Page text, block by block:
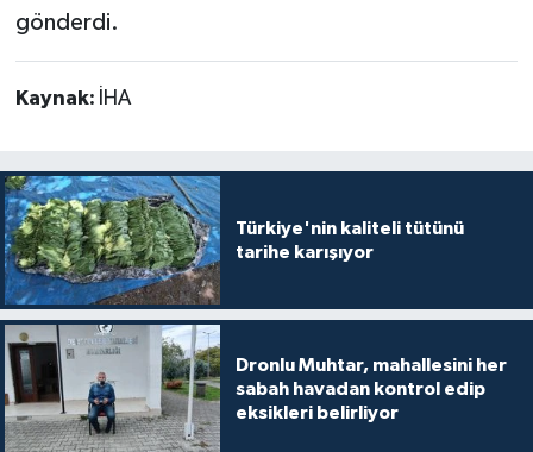
gönderdi.
Kaynak: İHA
Türkiye'nin kaliteli tütünü
tarihe karışıyor
Dronlu Muhtar, mahallesini her
sabah havadan kontrol edip
eksikleri belirliyor